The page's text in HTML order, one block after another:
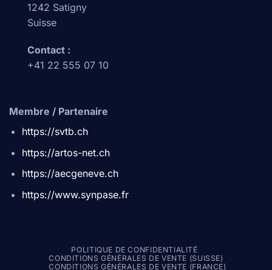
1242 Satigny
Suisse
Contact :
+41 22 555 07 10
Membre / Partenaire
https://svtb.ch
https://artos-net.ch
https://aecgeneve.ch
https://www.synpase.fr
POLITIQUE DE CONFIDENTIALITÉ
CONDITIONS GÉNÉRALES DE VENTE (SUISSE)
CONDITIONS GÉNÉRALES DE VENTE (FRANCE)